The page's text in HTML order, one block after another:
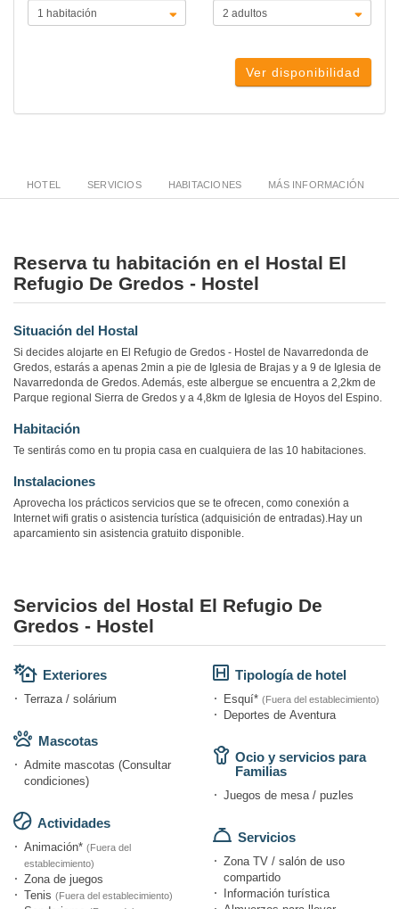
Ver disponibilidad
HOTEL SERVICIOS HABITACIONES MÁS INFORMACIÓN
Reserva tu habitación en el Hostal El
Refugio De Gredos - Hostel
Situación del Hostal
Si decides alojarte en El Refugio de Gredos - Hostel de Navarredonda de
Gredos, estarás a apenas 2min a pie de Iglesia de Brajas y a 9 de Iglesia de
Navarredonda de Gredos. Además, este albergue se encuentra a 2,2km de
Parque regional Sierra de Gredos y a 4,8km de Iglesia de Hoyos del Espino.
Habitación
Te sentirás como en tu propia casa en cualquiera de las 10 habitaciones.
Instalaciones
Aprovecha los prácticos servicios que se te ofrecen, como conexión a
Internet wifi gratis o asistencia turística (adquisición de entradas).Hay un
aparcamiento sin asistencia gratuito disponible.
Servicios del Hostal El Refugio De
Gredos - Hostel
Exteriores
Terraza / solárium
Mascotas
Admite mascotas (Consultar
condiciones)
Actividades
Animación* (Fuera del
establecimiento)
Zona de juegos
Tenis (Fuera del establecimiento)
Tipología de hotel
Esquí* (Fuera del establecimiento)
Deportes de Aventura
Ocio y servicios para
Familias
Juegos de mesa / puzles
Servicios
Zona TV / salón de uso
compartido
Información turística